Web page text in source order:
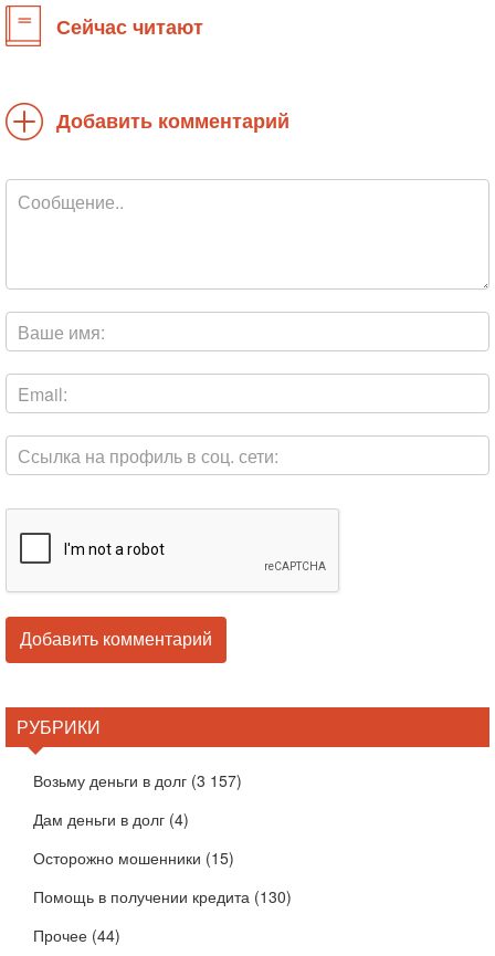
Сейчас читают
Добавить комментарий
РУБРИКИ
Возьму деньги в долг (3 157)
Дам деньги в долг (4)
Осторожно мошенники (15)
Помощь в получении кредита (130)
Прочее (44)